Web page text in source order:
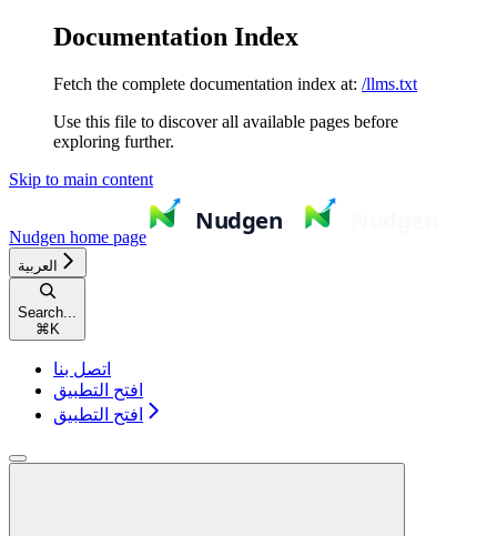
Documentation Index
Fetch the complete documentation index at: /llms.txt
Use this file to discover all available pages before
exploring further.
Skip to main content
Nudgen home page
العربية
Search...
⌘ K
اتصل بنا
افتح التطبيق
افتح التطبيق